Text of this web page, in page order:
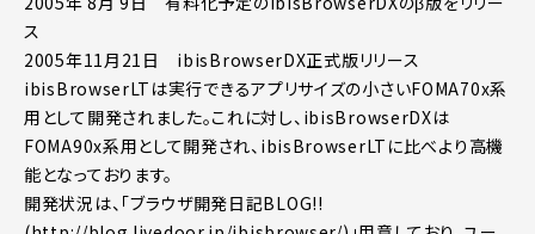
ス
2005年11月21日 ibisBrowserDX正式版リリース
ibisBrowserLTは実行できるアプリサイズの小さいFOMA70x系
用として開発されました。これに対し、ibisBrowserDXは
FOMA90x系用として開発され、ibisBrowserLTに比べより高機
能となっております。
開発状況は、「ブラウザ開発日記BLOG!!